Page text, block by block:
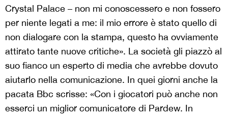
Crystal Palace – non mi conoscessero e non fossero
per niente legati a me: il mio errore è stato quello di
non dialogare con la stampa, questo ha ovviamente
attirato tante nuove critiche». La società gli piazzò al
suo fianco un esperto di media che avrebbe dovuto
aiutarlo nella comunicazione. In quei giorni anche la
pacata Bbc scrisse: «Con i giocatori può anche non
esserci un miglior comunicatore di Pardew. In